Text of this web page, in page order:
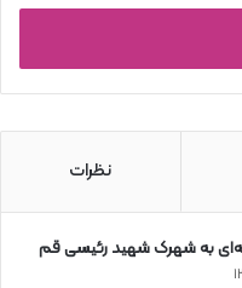
نظرات
به شهرک شهید رئیسی قم